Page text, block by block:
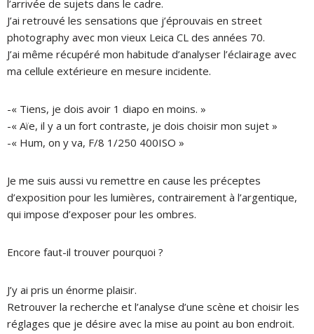
l’arrivée de sujets dans le cadre.
J’ai retrouvé les sensations que j’éprouvais en street
photography avec mon vieux Leica CL des années 70.
J’ai même récupéré mon habitude d’analyser l’éclairage avec
ma cellule extérieure en mesure incidente.
-« Tiens, je dois avoir 1 diapo en moins. »
-« Aïe, il y a un fort contraste, je dois choisir mon sujet »
-« Hum, on y va, F/8 1/250 400ISO »
Je me suis aussi vu remettre en cause les préceptes
d’exposition pour les lumières, contrairement à l’argentique,
qui impose d’exposer pour les ombres.
Encore faut-il trouver pourquoi ?
J’y ai pris un énorme plaisir.
Retrouver la recherche et l’analyse d’une scène et choisir les
réglages que je désire avec la mise au point au bon endroit.